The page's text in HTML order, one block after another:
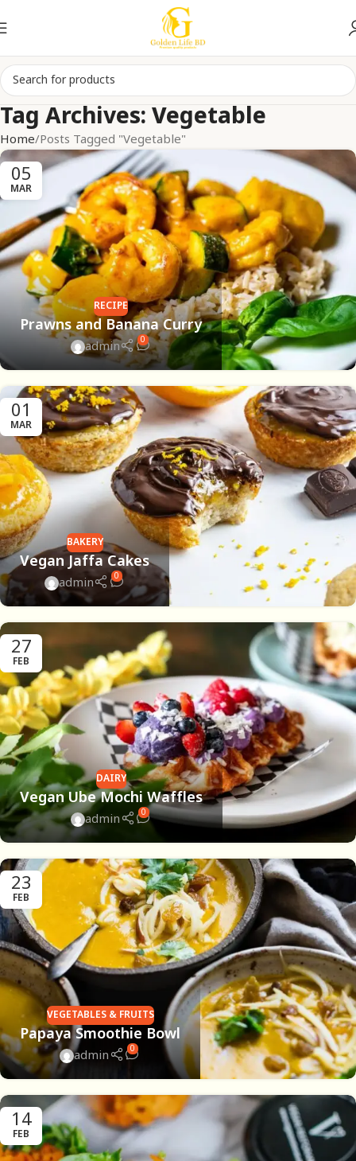
Tag Archives: Vegetable
Home Posts Tagged "Vegetable"
05
MAR
RECIPE
Prawns and Banana Curry
admin 0
01
MAR
BAKERY
Vegan Jaffa Cakes
admin 0
27
FEB
DAIRY
Vegan Ube Mochi Waffles
admin 0
23
FEB
VEGETABLES & FRUITS
Papaya Smoothie Bowl
admin 0
14
FEB